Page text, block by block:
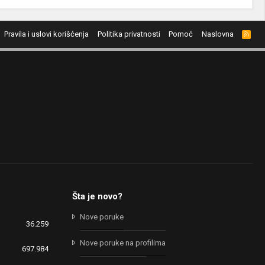
Pravila i uslovi korišćenja Politika privatnosti Pomoć Naslovna
R
S
S
36.259
697.984
Šta je novo?
Nove poruke
Nove poruke na profilima